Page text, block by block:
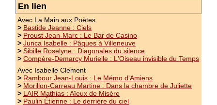
En lien
Avec La Main aux Poètes
> Bastide Jeanne : Ciels
> Proust Jean-Marc : Le Bar de Casino
> Junca Isabelle : Pâques à Villeneuve
> Sibille Roselyne : Diagonales du silence
> Compère-Demarcy Murielle : L'Oiseau invisible du Temps
Avec Isabelle Clement
> Rambour Jean-Louis : Le Mémo d'Amiens
> Morillon-Carreau Martine : Dans la chambre de Juliette
> LAIR Mathias : Aïeux de Misère
> Paulin Étienne : Le derrière du ciel